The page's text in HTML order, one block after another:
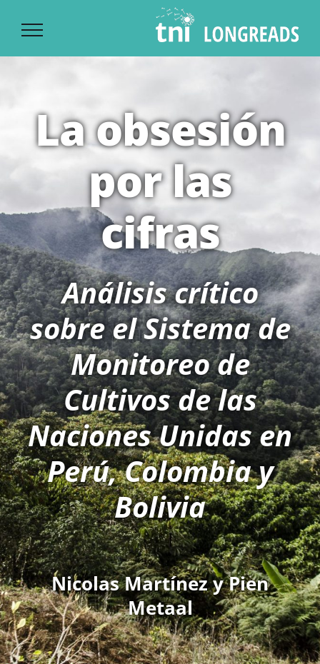
content
La obsesión
por las
cifras
Análisis crítico
sobre el Sistema de
Monitoreo de
Cultivos de las
Naciones Unidas en
Perú, Colombia y
Bolivia
Nicolas Martínez y Pien
Metaal